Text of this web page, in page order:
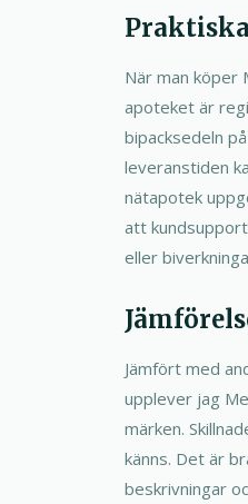
När man köper
apoteket är
bipacksedeln
leveranstiden
nätapotek
att
eller
Jämfört med
upplever jag
märken.
känns. Det är
beskrivningar